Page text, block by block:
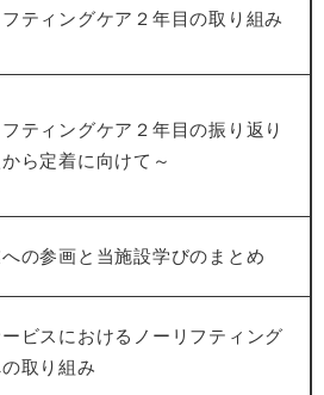
フティングケア２年目の取り組み
フティングケア２年目の振り返り
ら定着に向けて～
の参画と当施設学びのまとめ
ビスにおけるノーリフティング
取り組み